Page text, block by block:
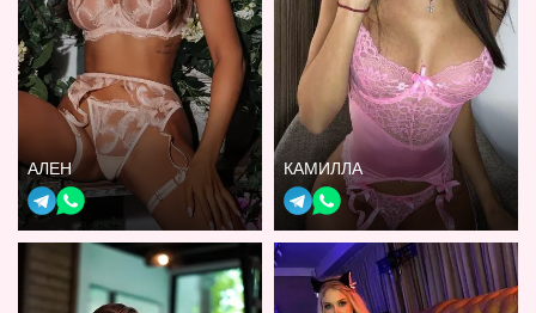
АЛЕН КАМИЛЛА